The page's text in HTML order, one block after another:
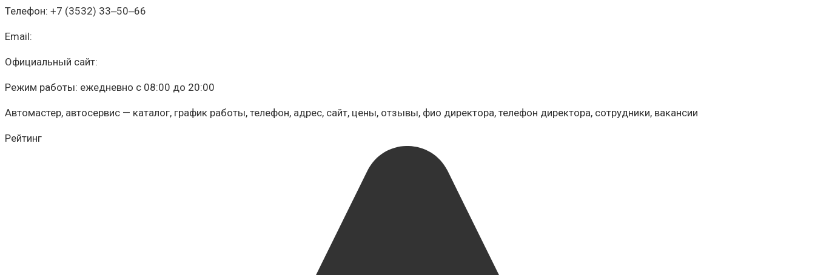
Телефон: +7 (3532) 33‒50‒66
Email:
Официальный сайт:
Режим работы: ежедневно с 08:00 до 20:00
Автомастер, автосервис — каталог, график работы, телефон, адрес, сайт, цены, отзывы, фио директора, телефон директора, сотрудники, вакансии
Рейтинг